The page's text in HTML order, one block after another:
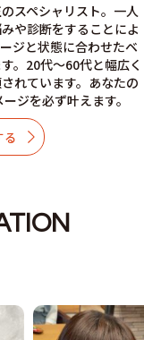
スペシャリスト。一人
や診断をすることによ
ジと状態に合わせたベ
。20代～60代と幅広く
れています。あなたの
ジを必ず叶えます。